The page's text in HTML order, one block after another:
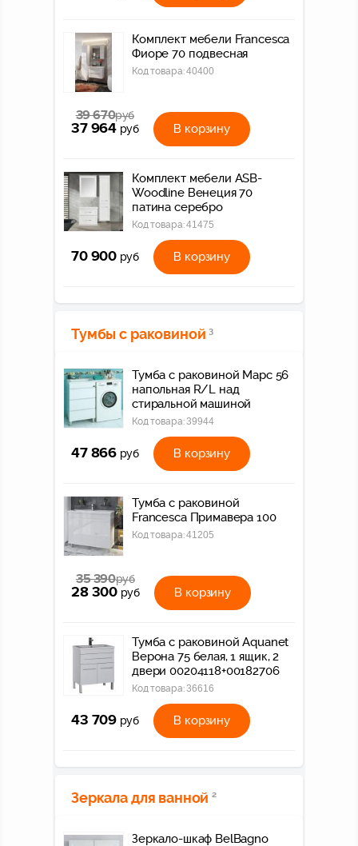
Комплект мебели Francesca
Фиоре 70 подвесная
Код товара:40400
39 670руб
37 964 руб В корзину
Комплект мебели ASB-
Woodline Венеция 70
патина серебро
Код товара:41475
70 900 руб В корзину
Тумбы с раковиной 3
Тумба с раковиной Марс 56
напольная R/L над
стиральной машиной
Код товара:39944
47 866 руб В корзину
Тумба с раковиной
Francesca Примавера 100
Код товара:41205
35 390руб
28 300 руб В корзину
Тумба с раковиной Aquanet
Верона 75 белая, 1 ящик, 2
двери 00204118+00182706
Код товара:36616
43 709 руб В корзину
Зеркала для ванной 2
Зеркало-шкаф BelBagno